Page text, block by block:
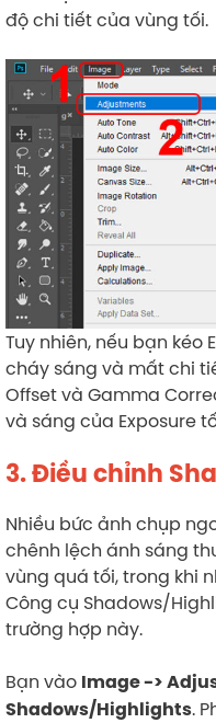
độ chi tiết của vùng tối.
Tuy nhiên, nếu bạn kéo
cháy sáng và mất chi
Offset và Gamma
và sáng của Exposure
3. Điều chỉnh
Nhiều bức ảnh chụp
chênh lệch ánh sáng
vùng quá tối, trong khi
Công cụ Shadows/
trường hợp này.
Bạn vào Image ->
Shadows/Highlights.